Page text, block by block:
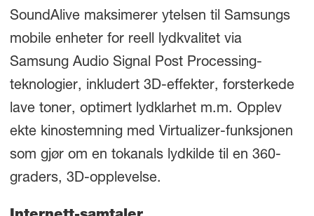
SoundAlive maksimerer ytelsen til Samsungs
mobile enheter for reell lydkvalitet via
Samsung Audio Signal Post Processing-
teknologier, inkludert 3D-effekter, forsterkede
lave toner, optimert lydklarhet m.m. Opplev
ekte kinostemning med Virtualizer-funksjonen
som gjør om en tokanals lydkilde til en 360-
graders, 3D-opplevelse.